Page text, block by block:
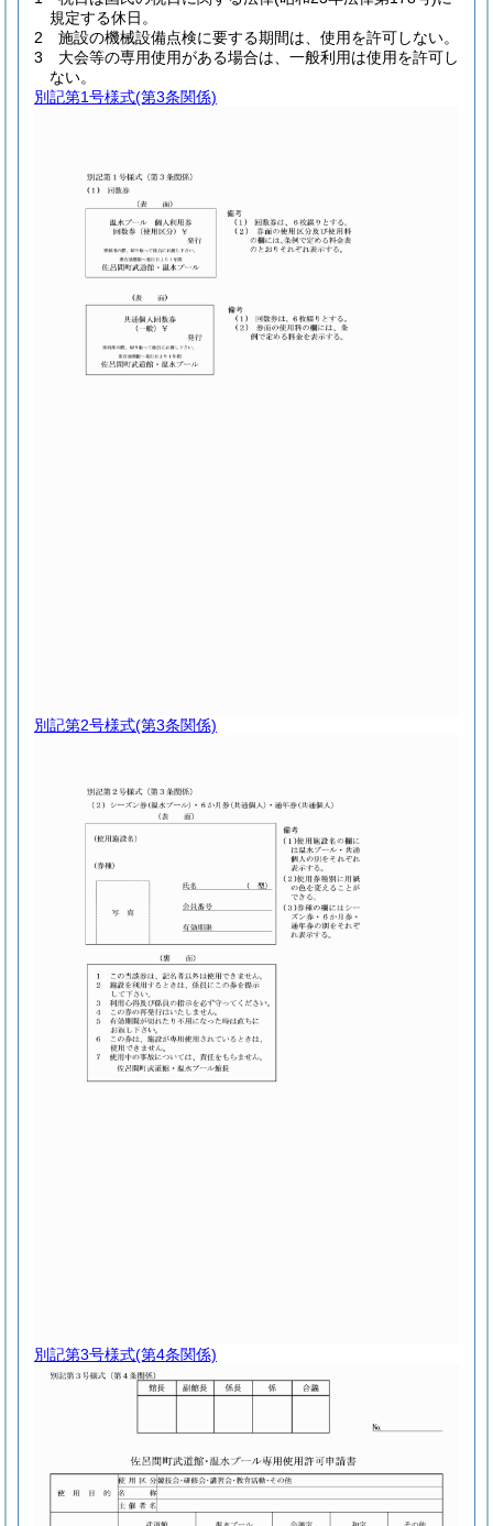
規定する休日。
2 施設の機械設備点検に要する期間は、使用を許可しない。
3 大会等の専用使用がある場合は、一般利用は使用を許可し
ない。
別記第1号様式(第3条関係)
別記第2号様式(第3条関係)
別記第3号様式(第4条関係)